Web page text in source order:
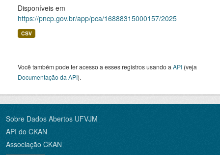
Disponíveis em
https://pncp.gov.br/app/pca/16888315000157/2025
CSV
Você também pode ter acesso a esses registros usando a API (veja
Documentação da API).
Sobre Dados Abertos UFVJM
API do CKAN
Associação CKAN